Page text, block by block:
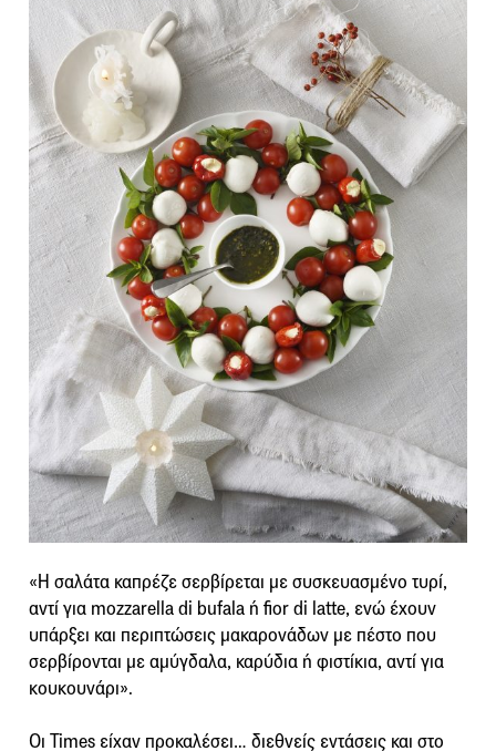
«Η σαλάτα καπρέζε σερβίρεται με συσκευασμένο τυρί,
αντί για mozzarella di bufala ή fior di latte, ενώ έχουν
υπάρξει και περιπτώσεις μακαρονάδων με πέστο που
σερβίρονται με αμύγδαλα, καρύδια ή φιστίκια, αντί για
κουκουνάρι».
Οι Times είχαν προκαλέσει… διεθνείς εντάσεις και στο